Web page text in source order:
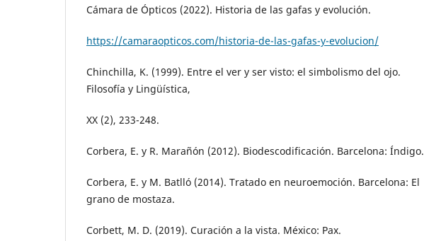
Cámara de Ópticos (2022). Historia de las gafas y evolución.
https://camaraopticos.com/historia-de-las-gafas-y-evolucion/
Chinchilla, K. (1999). Entre el ver y ser visto: el simbolismo del ojo.
Filosofía y Lingüística,
XX (2), 233-248.
Corbera, E. y R. Marañón (2012). Biodescodificación. Barcelona: Índigo.
Corbera, E. y M. Batlló (2014). Tratado en neuroemoción. Barcelona: El
grano de mostaza.
Corbett, M. D. (2019). Curación a la vista. México: Pax.